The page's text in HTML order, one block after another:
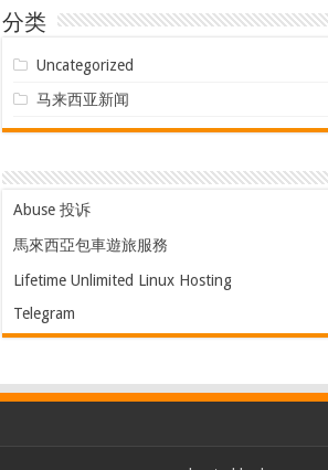
分类
Uncategorized
马来西亚新闻
Abuse 投诉
馬來西亞包車遊旅服務
Lifetime Unlimited Linux Hosting
Telegram